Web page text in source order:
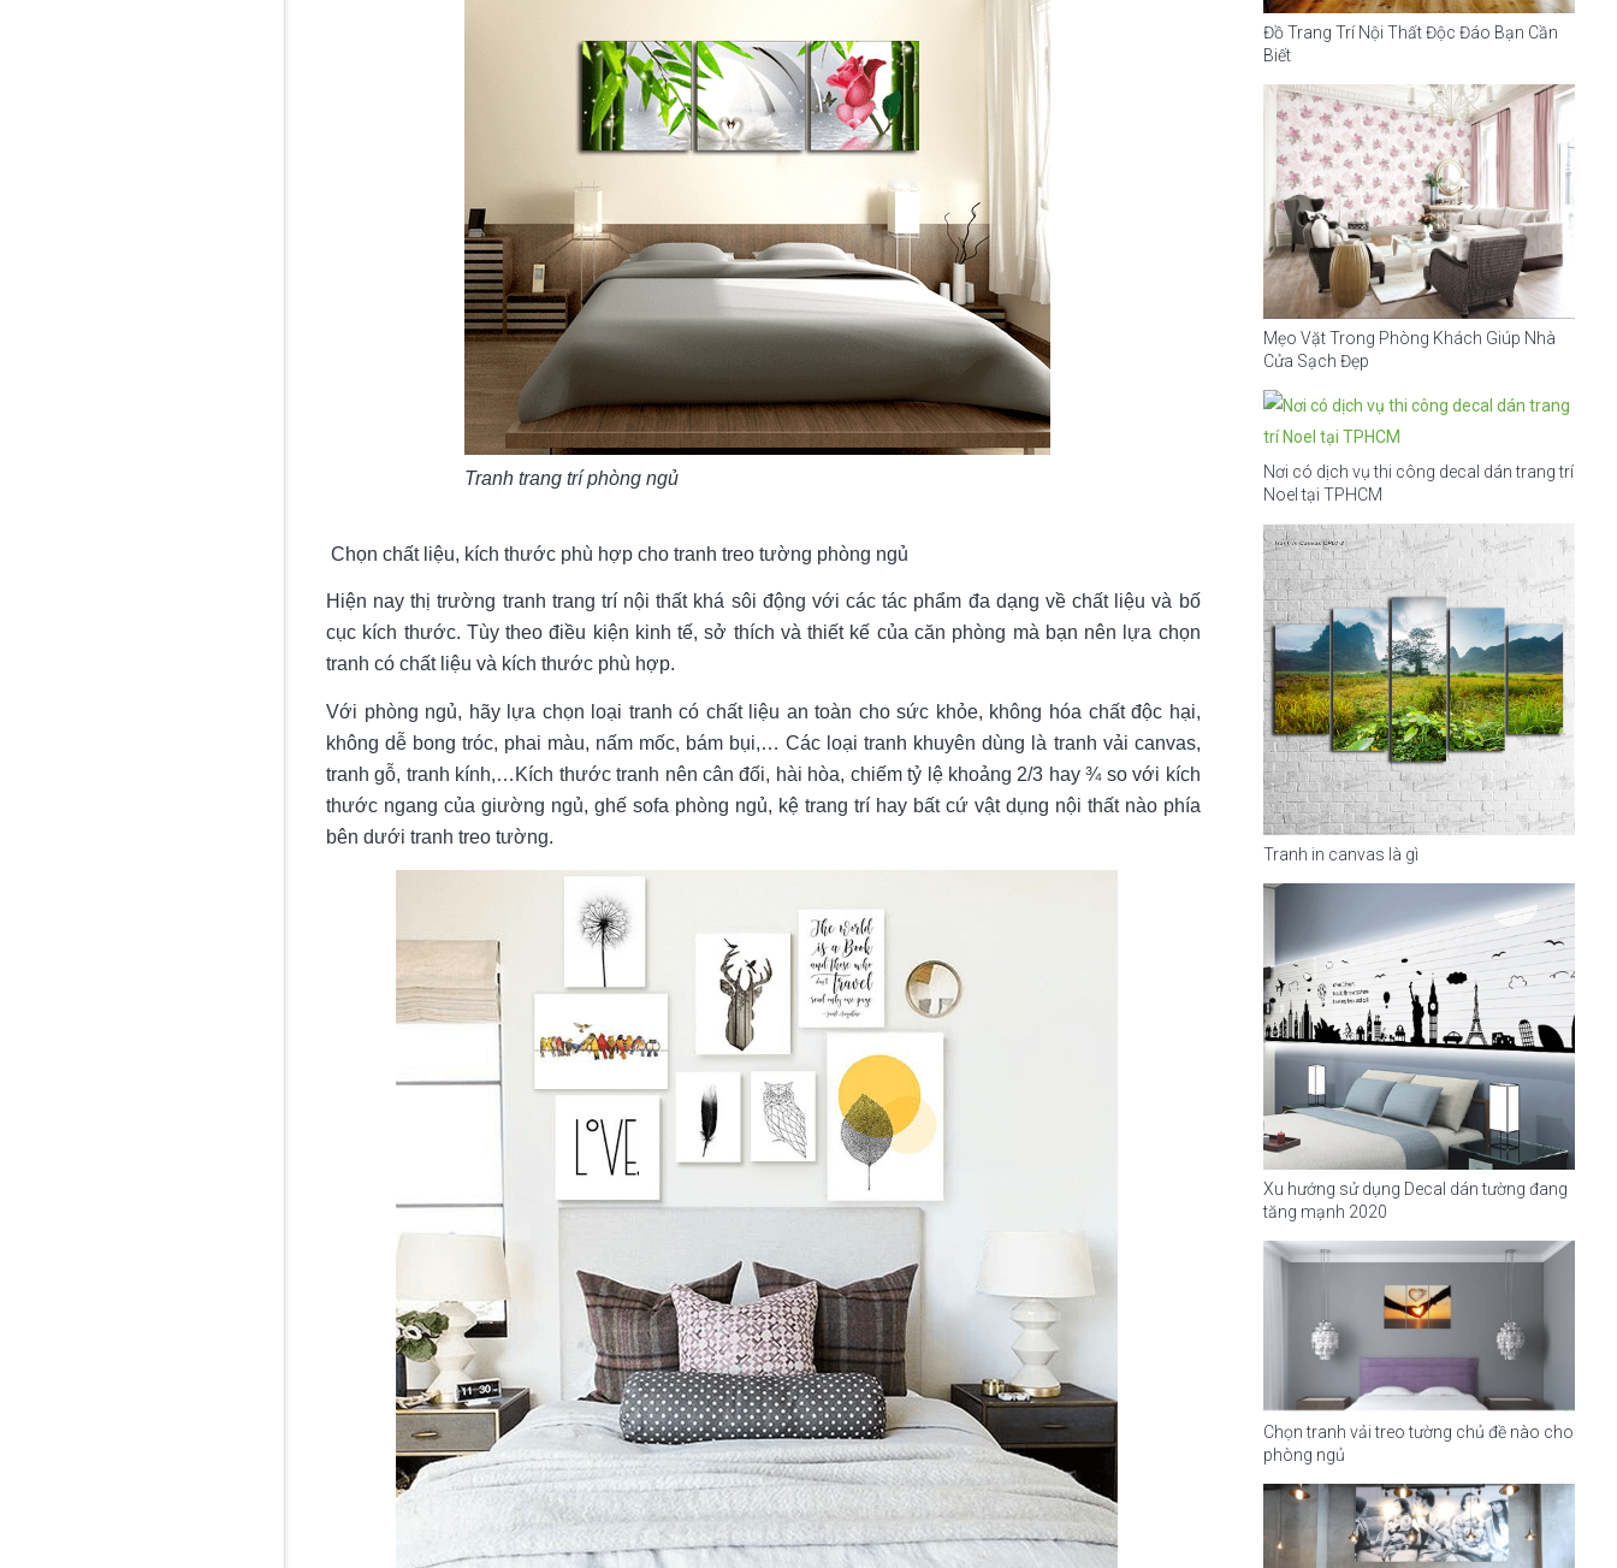
Tranh trang trí phòng ngủ
Chọn chất liệu, kích thước phù hợp cho tranh treo tường phòng ngủ
Hiện nay thị trường tranh trang trí nội thất khá sôi động với các tác phẩm đa dạng về chất liệu và bố
cục kích thước. Tùy theo điều kiện kinh tế, sở thích và thiết kế của căn phòng mà bạn nên lựa chọn
tranh có chất liệu và kích thước phù hợp.
Với phòng ngủ, hãy lựa chọn loại tranh có chất liệu an toàn cho sức khỏe, không hóa chất độc hại,
không dễ bong tróc, phai màu, nấm mốc, bám bụi,… Các loại tranh khuyên dùng là tranh vải canvas,
tranh gỗ, tranh kính,…Kích thước tranh nên cân đối, hài hòa, chiếm tỷ lệ khoảng 2/3 hay ¾ so với kích
thước ngang của giường ngủ, ghế sofa phòng ngủ, kệ trang trí hay bất cứ vật dụng nội thất nào phía
bên dưới tranh treo tường.
Đồ Trang Trí Nội Thất Độc Đáo Bạn Cần
Biết
Mẹo Vặt Trong Phòng Khách Giúp Nhà
Cửa Sạch Đẹp
Nơi có dịch vụ thi công decal dán trang trí
Noel tại TPHCM
Tranh in canvas là gì
Xu hướng sử dụng Decal dán tường đang
tăng mạnh 2020
Chọn tranh vải treo tường chủ đề nào cho
phòng ngủ